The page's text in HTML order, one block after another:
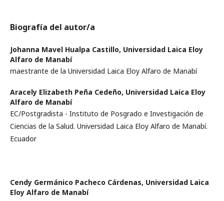
Biografía del autor/a
Johanna Mavel Hualpa Castillo, Universidad Laica Eloy
Alfaro de Manabí
maestrante de la Universidad Laica Eloy Alfaro de Manabí
Aracely Elizabeth Peña Cedeño, Universidad Laica Eloy
Alfaro de Manabí
EC/Postgradista - Instituto de Posgrado e Investigación de
Ciencias de la Salud. Universidad Laica Eloy Alfaro de Manabí.
Ecuador
Cendy Germánico Pacheco Cárdenas, Universidad Laica
Eloy Alfaro de Manabí